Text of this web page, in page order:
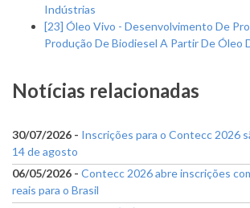
Indústrias
[23] Óleo Vivo - Desenvolvimento De
Produção De Biodiesel A Partir De Óleo
Notícias relacionadas
30/07/2026 - Inscrições para o Contecc 2026
14 de agosto
06/05/2026 - Contecc 2026 abre inscrições
reais para o Brasil